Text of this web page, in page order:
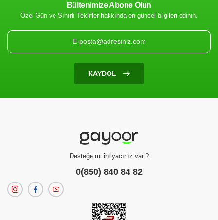
Filtrenize Uygun
Ürün Bulunamadı
filtrelerinizi temizleyebilirsiniz.
Bültenimize Abone Olun
Özel Gün ve Sınırlı Teklifler hakkında en güncel bilgileri edinin.
KAYDOL
Desteğe mi ihtiyacınız var ?
0(850) 840 84 82